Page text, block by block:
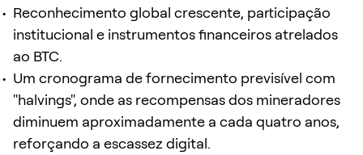
Reconhecimento global crescente, participação
institucional e instrumentos financeiros atrelados
ao BTC.
Um cronograma de fornecimento previsível com
"halvings", onde as recompensas dos mineradores
diminuem aproximadamente a cada quatro anos,
reforçando a escassez digital.